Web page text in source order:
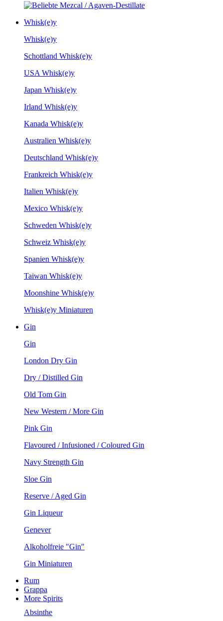
Whisk(e)y
Whisk(e)y
Schottland Whisk(e)y
USA Whisk(e)y
Japan Whisk(e)y
Irland Whisk(e)y
Kanada Whisk(e)y
Australien Whisk(e)y
Deutschland Whisk(e)y
Frankreich Whisk(e)y
Italien Whisk(e)y
Mexico Whisk(e)y
Schweden Whisk(e)y
Schweiz Whisk(e)y
Spanien Whisk(e)y
Taiwan Whisk(e)y
Moonshine Whisk(e)y
Whisk(e)y Miniaturen
Gin
Gin
London Dry Gin
Dry / Distilled Gin
Old Tom Gin
New Western / More Gin
Pink Gin
Flavoured / Infusioned / Coloured Gin
Navy Strength Gin
Sloe Gin
Reserve / Aged Gin
Gin Liqueur
Genever
Alkoholfreie "Gin"
Gin Miniaturen
Rum
Grappa
More Spirits
Absinthe